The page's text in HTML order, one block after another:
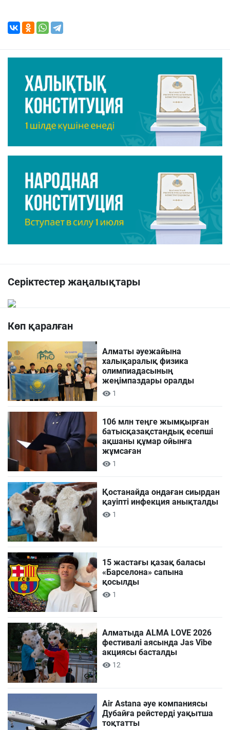
Серіктестер жаңалықтары
Көп қаралған
Алматы әуежайына
халықаралық физика
олимпиадасының
жеңімпаздары оралды
1
106 млн теңге жымқырған
батысқазақстандық есепші
ақшаны құмар ойынға
жұмсаған
1
Қостанайда ондаған сиырдан
қауіпті инфекция анықталды
1
15 жастағы қазақ баласы
«Барселона» сапына
қосылды
1
Алматыда ALMA LOVE 2026
фестивалі аясында Jas Vibe
акциясы басталды
12
Air Astana әуе компаниясы
Дубайға рейстерді уақытша
тоқтатты